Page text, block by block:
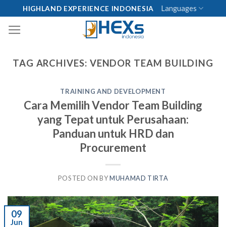
content
HIGHLAND EXPERIENCE INDONESIA Languages
TAG ARCHIVES: VENDOR TEAM BUILDING
TRAINING AND DEVELOPMENT
Cara Memilih Vendor Team Building
yang Tepat untuk Perusahaan:
Panduan untuk HRD dan
Procurement
POSTED ONBYMUHAMAD TIRTA
09
Jun